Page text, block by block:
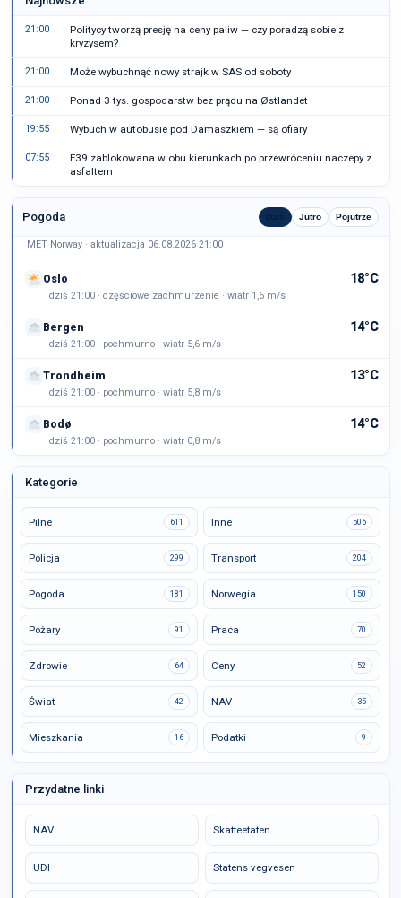
21:00
Politycy tworzą presję na ceny paliw — czy poradzą sobie z
kryzysem?
21:00 Może wybuchnąć nowy strajk w SAS od soboty
21:00 Ponad 3 tys. gospodarstw bez prądu na Østlandet
19:55 Wybuch w autobusie pod Damaszkiem — są ofiary
07:55
E39 zablokowana w obu kierunkach po przewróceniu naczepy z
asfaltem
Pogoda Dziś Jutro Pojutrze
MET Norway · aktualizacja 06.08.2026 21:00
Oslo 18°C
dziś 21:00 · częściowe zachmurzenie · wiatr 1,6 m/s
Bergen 14°C
dziś 21:00 · pochmurno · wiatr 5,6 m/s
Trondheim 13°C
dziś 21:00 · pochmurno · wiatr 5,8 m/s
Bodø 14°C
dziś 21:00 · pochmurno · wiatr 0,8 m/s
Kategorie
Pilne 611 Inne 506
Policja 299 Transport 204
Pogoda 181 Norwegia 150
Pożary 91 Praca 70
Zdrowie 64 Ceny 52
Świat 42 NAV 35
Mieszkania 16 Podatki 9
Przydatne linki
NAV Skatteetaten
UDI Statens vegvesen